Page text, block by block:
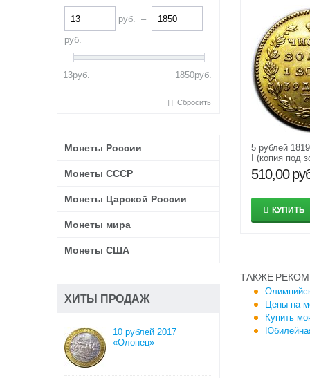
5 рублей
I (копия под
510,00
КУПИТЬ
ТАКЖЕ
Цены на
Купить
руб. –
руб.
13руб. 1850руб.
Сбросить
Монеты России
Монеты СССР
Монеты Царской России
Монеты мира
Монеты США
ХИТЫ ПРОДАЖ
10 рублей 2017
«Олонец»